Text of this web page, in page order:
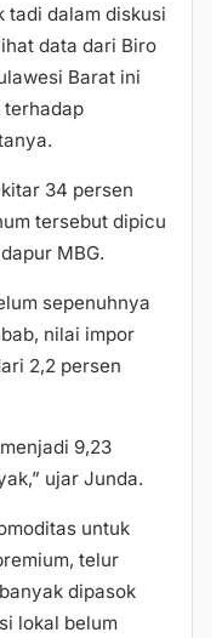
tadi dalam diskusi
data dari Biro
Barat ini
terhadap
34 persen
tersebut dipicu
MBG.
sepenuhnya
nilai impor
2,2 persen
9,23
ujar Junda.
untuk
telur
dipasok
lokal belum